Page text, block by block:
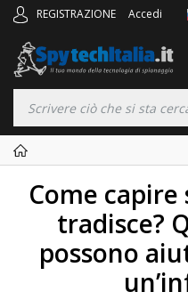
REGISTRAZIONE Accedi
Come
tradisce?
possono